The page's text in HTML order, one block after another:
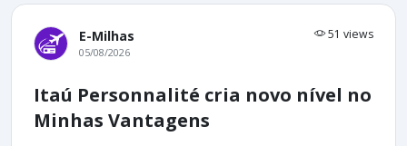
E-Milhas 51 views
05/08/2026
Itaú Personnalité cria novo nível no
Minhas Vantagens